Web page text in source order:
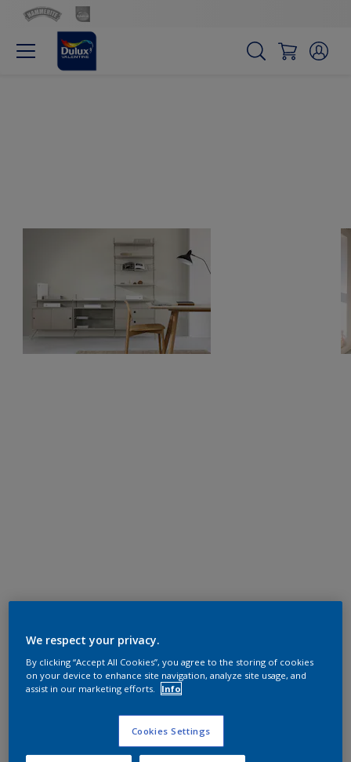
We respect your privacy.
By clicking “Accept All Cookies”, you agree to the storing of cookies
on your device to enhance site navigation, analyze site usage, and
assist in our marketing efforts.
Info
Cookies Settings